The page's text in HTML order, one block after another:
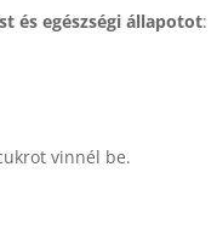
és egészségi állapotot:
vinnél be.